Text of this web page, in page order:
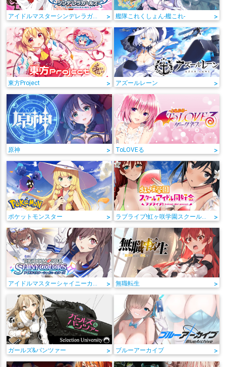
アイドルマスターシンデレラガールズ > 艦隊これくしょん-艦これ- >
東方Project > アズールレーン >
原神 > ToLOVEる >
ポケットモンスター > ラブライブ!虹ヶ咲学園スクールアイドル同好会 >
アイドルマスターシャイニーカラーズ > 無職転生 >
ガールズ&パンツァー > ブルーアーカイブ >